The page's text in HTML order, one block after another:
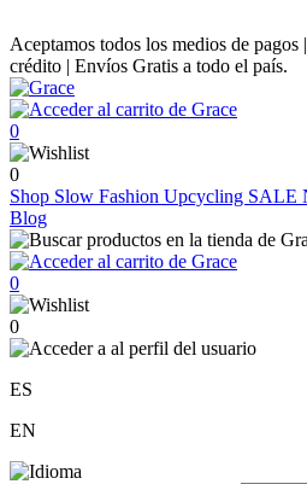
Aceptamos todos los medios de
crédito | Envíos Gratis a todo el país.
0
0
Shop Slow Fashion Upcycling SALE
Blog
0
0
ES
EN